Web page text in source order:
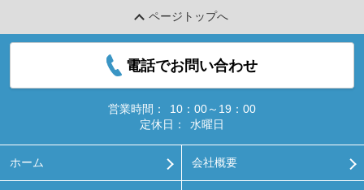
ページトップへ
電話でお問い合わせ
営業時間：
10：00～19：00
定休日：
水曜日
ホーム 会社概要